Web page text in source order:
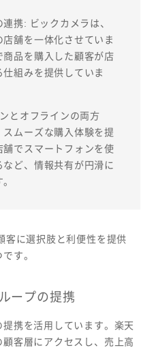
携: ビックカメラは、
舗を一体化させていま
品を購入した顧客が店
組みを提供していま
とオフラインの両方
ムーズな購入体験を提
でスマートフォンを使
ど、情報共有が円滑に
客に選択肢と利便性を提供
す。
ープの提携
携を活用しています。楽天
客層にアクセスし、売上高